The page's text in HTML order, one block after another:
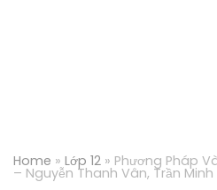
Home » Lớp 12 » Phương Pháp
– Nguyễn Thanh Vân, Trần